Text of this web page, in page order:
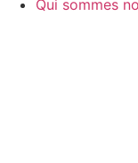
Qui sommes